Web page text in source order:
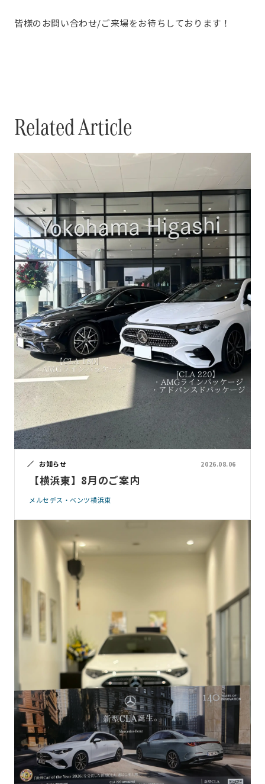
皆様のお問い合わせ/ご来場をお待ちしております！
Related Article
お知らせ 2026.08.06
【横浜東】8月のご案内
メルセデス・ベンツ横浜東